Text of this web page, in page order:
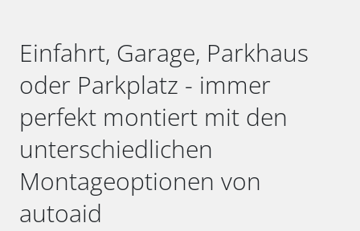
Einfahrt, Garage, Parkhaus
oder Parkplatz - immer
perfekt montiert mit den
unterschiedlichen
Montageoptionen von
autoaid